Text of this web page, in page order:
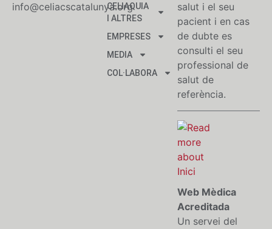
info@celiacscatalunya.org
CELIAQUIA
I ALTRES
EMPRESES
MEDIA
COL·LABORA
salut i el seu
pacient i en cas
de dubte es
consulti el seu
professional de
salut de
referència.
Web Mèdica
Acreditada
Un servei del